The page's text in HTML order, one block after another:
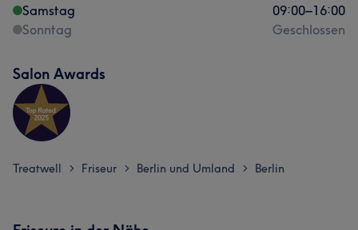
Samstag
09:00–16:00
Sonntag
Geschlossen
Salon Awards
Treatwell > Friseur > Berlin und Umland > Berlin